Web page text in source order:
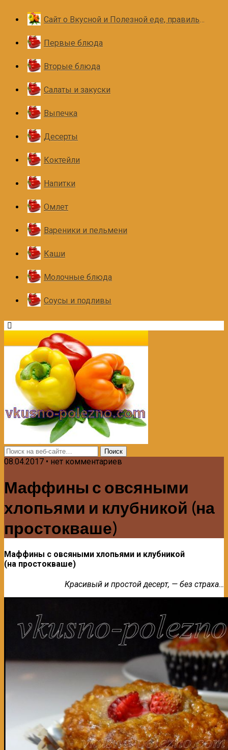
Сайт о Вкусной и Полезной еде, правильном и здоровом питании
Первые блюда
Вторые блюда
Салаты и закуски
Выпечка
Десерты
Коктейли
Напитки
Омлет
Вареники и пельмени
Каши
Молочные блюда
Соусы и подливы
08.04.2017 • нет комментариев
Маффины с овсяными
хлопьями и клубникой (на
простокваше)
Маффины с овсяными хлопьями и клубникой
(на простокваше)
Красивый и простой десерт, — без страха…